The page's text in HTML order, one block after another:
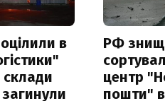
в
склади
РФ
центр
пошти" в